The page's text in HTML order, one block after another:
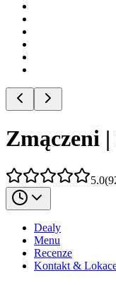
Zmączeni
5.0(
Dealy
Menu
Recenze
Kontakt &